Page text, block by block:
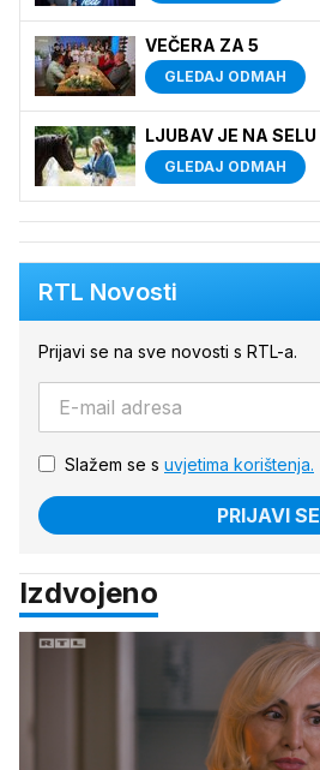
VEČERA ZA 5
GLEDAJ ODMAH
LJUBAV JE NA SELU
GLEDAJ ODMAH
RTL Novosti
Prijavi se na sve novosti s RTL-a.
Slažem se s uvjetima korištenja.
PRIJAVI SE
Izdvojeno